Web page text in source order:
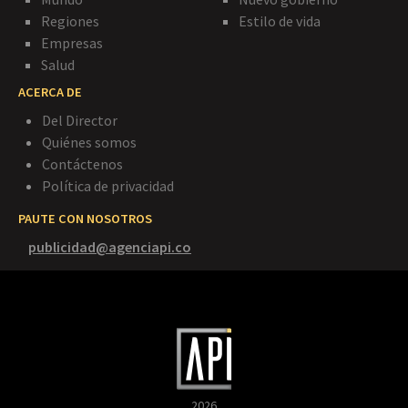
Regiones
Empresas
Salud
Estilo de vida
ACERCA DE
Del Director
Quiénes somos
Contáctenos
Política de privacidad
PAUTE CON NOSOTROS
publicidad@agenciapi.co